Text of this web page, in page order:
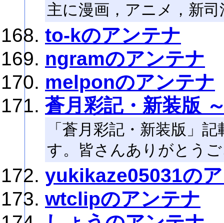
主に漫画，アニメ，新
to-kのアンテナ
ngramのアンテナ
melponのアンテナ
蒼月彩記・新装版
「蒼月彩記・新装版」
す。皆さんありがとう
yukikaze05031の
wtclipのアンテナ